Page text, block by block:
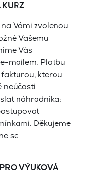
KURZ
Vámi zvolenou
Vašemu
Vás
mailem. Platbu
kterou
neúčasti
náhradníka;
Děkujeme
se
VÝUKOVÁ